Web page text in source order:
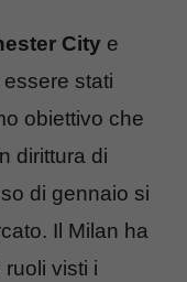
City e
stati
obiettivo che
dirittura di
di gennaio si
Il Milan ha
visti i